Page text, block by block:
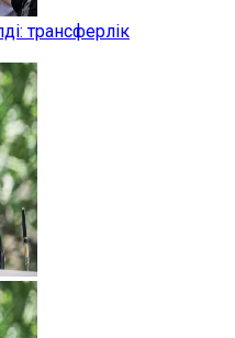
трансферлік